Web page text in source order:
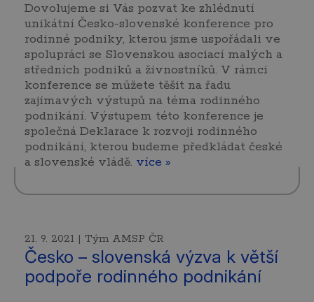
Dovolujeme si Vás pozvat ke zhlédnutí
unikátní Česko-slovenské konference pro
rodinné podniky, kterou jsme uspořádali ve
spolupráci se Slovenskou asociací malých a
středních podniků a živnostníků. V rámci
konference se můžete těšit na řadu
zajímavých výstupů na téma rodinného
podnikání. Výstupem této konference je
společná Deklarace k rozvoji rodinného
podnikání, kterou budeme předkládat české
a slovenské vládě. více »
21. 9. 2021 | Tým AMSP ČR
Česko – slovenská výzva k větší
podpoře rodinného podnikání